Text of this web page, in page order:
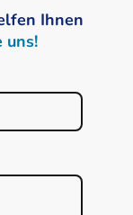
Ihnen
uns!